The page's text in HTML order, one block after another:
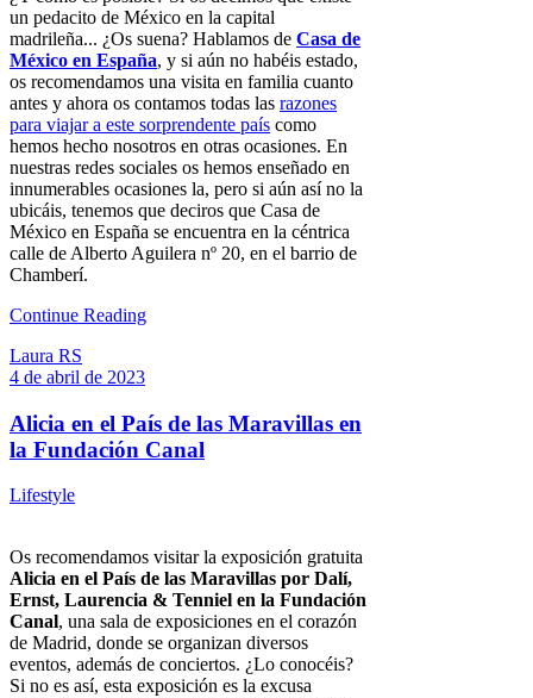
un pedacito de México en la capital
madrileña... ¿Os suena? Hablamos de Casa de
México en España, y si aún no habéis estado,
os recomendamos una visita en familia cuanto
antes y ahora os contamos todas las razones
para viajar a este sorprendente país como
hemos hecho nosotros en otras ocasiones. En
nuestras redes sociales os hemos enseñado en
innumerables ocasiones la, pero si aún así no la
ubicáis, tenemos que deciros que Casa de
México en España se encuentra en la céntrica
calle de Alberto Aguilera nº 20, en el barrio de
Chamberí.
Continue Reading
Laura RS
4 de abril de 2023
Alicia en el País de las Maravillas en
la Fundación Canal
Lifestyle
Os recomendamos visitar la exposición gratuita
Alicia en el País de las Maravillas por Dalí,
Ernst, Laurencia & Tenniel en la Fundación
Canal, una sala de exposiciones en el corazón
de Madrid, donde se organizan diversos
eventos, además de conciertos. ¿Lo conocéis?
Si no es así, esta exposición es la excusa